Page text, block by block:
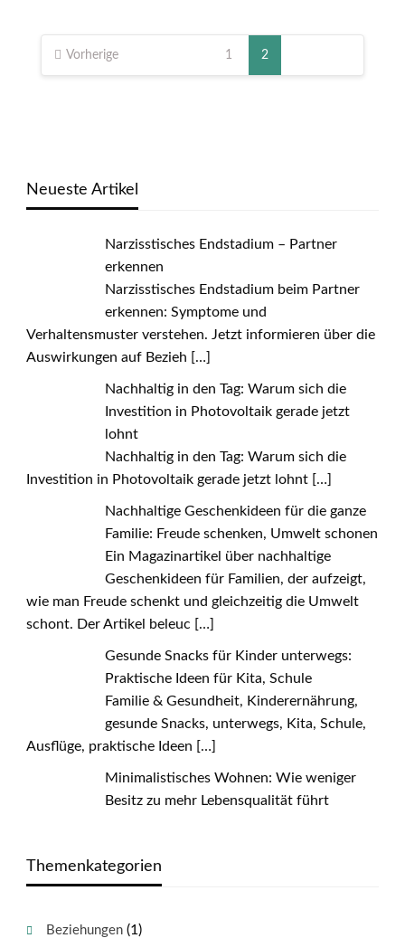
Seitennummerierung
der
Beiträge
Vorherige 1 2
Neueste Artikel
Narzisstisches Endstadium – Partner
erkennen
Narzisstisches Endstadium beim Partner
erkennen: Symptome und
Verhaltensmuster verstehen. Jetzt informieren über die
Auswirkungen auf Bezieh […]
Nachhaltig in den Tag: Warum sich die
Investition in Photovoltaik gerade jetzt
lohnt
Nachhaltig in den Tag: Warum sich die
Investition in Photovoltaik gerade jetzt lohnt[…]
Nachhaltige Geschenkideen für die ganze
Familie: Freude schenken, Umwelt schonen
Ein Magazinartikel über nachhaltige
Geschenkideen für Familien, der aufzeigt,
wie man Freude schenkt und gleichzeitig die Umwelt
schont. Der Artikel beleuc […]
Gesunde Snacks für Kinder unterwegs:
Praktische Ideen für Kita, Schule
Familie & Gesundheit, Kinderernährung,
gesunde Snacks, unterwegs, Kita, Schule,
Ausflüge, praktische Ideen […]
Minimalistisches Wohnen: Wie weniger
Besitz zu mehr Lebensqualität führt
Themenkategorien
Beziehungen(1)